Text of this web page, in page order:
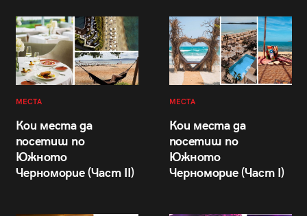
МЕСТА
Кои места да
посетиш по
Южното
Черноморие (Част II)
МЕСТА
Кои места да
посетиш по
Южното
Черноморие (Част I)